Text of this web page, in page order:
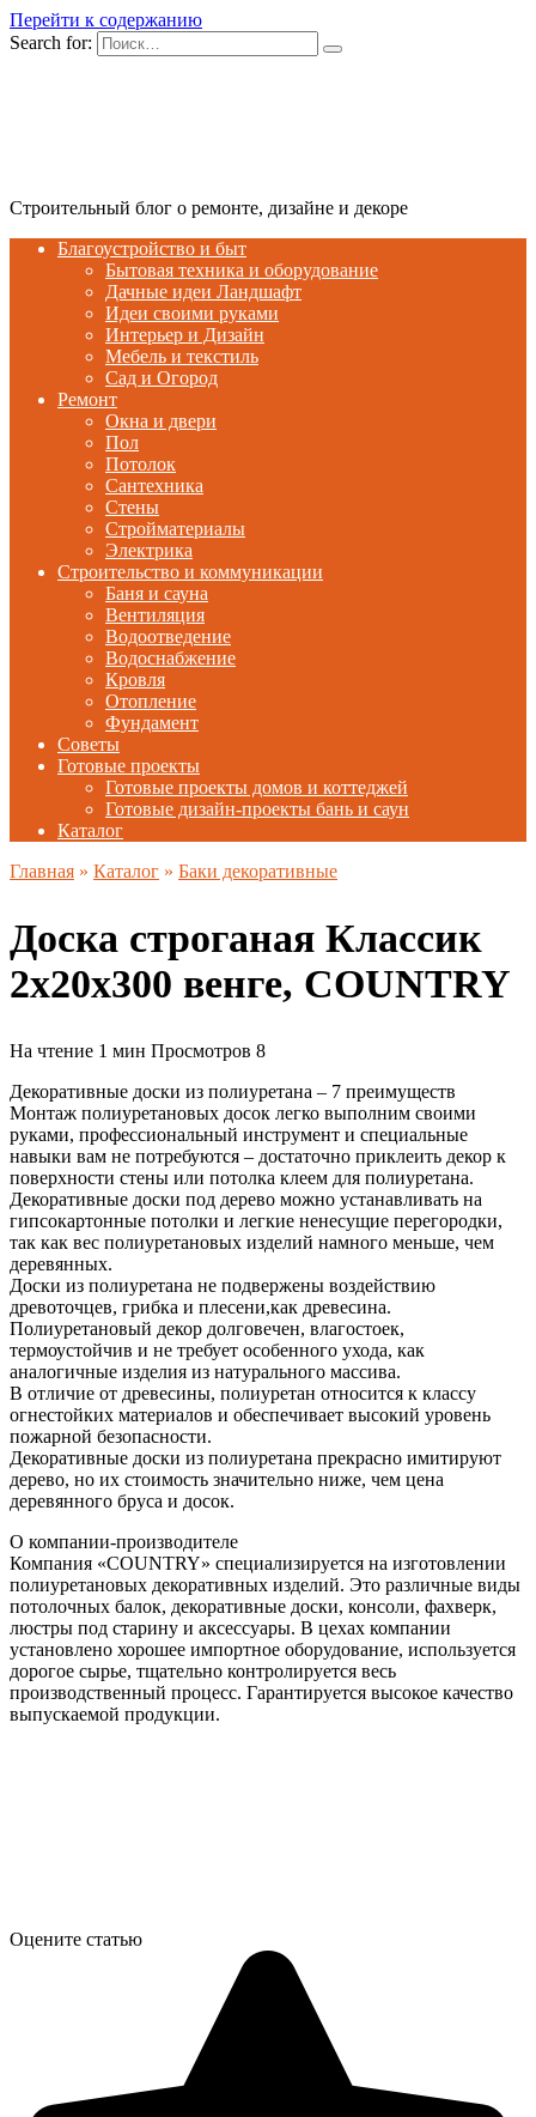
Перейти к содержанию
Search for:
Строительный блог о ремонте, дизайне и декоре
Благоустройство и быт
Бытовая техника и оборудование
Дачные идеи Ландшафт
Идеи своими руками
Интерьер и Дизайн
Мебель и текстиль
Сад и Огород
Ремонт
Окна и двери
Пол
Потолок
Сантехника
Стены
Стройматериалы
Электрика
Строительство и коммуникации
Баня и сауна
Вентиляция
Водоотведение
Водоснабжение
Кровля
Отопление
Фундамент
Советы
Готовые проекты
Готовые проекты домов и коттеджей
Готовые дизайн-проекты бань и саун
Каталог
Главная » Каталог » Баки декоративные
Доска строганая Классик
2х20х300 венге, COUNTRY
На чтение 1 мин Просмотров 8
Декоративные доски из полиуретана – 7 преимуществ
Монтаж полиуретановых досок легко выполним своими
руками, профессиональный инструмент и специальные
навыки вам не потребуются – достаточно приклеить декор к
поверхности стены или потолка клеем для полиуретана.
Декоративные доски под дерево можно устанавливать на
гипсокартонные потолки и легкие ненесущие перегородки,
так как вес полиуретановых изделий намного меньше, чем
деревянных.
Доски из полиуретана не подвержены воздействию
древоточцев, грибка и плесени,как древесина.
Полиуретановый декор долговечен, влагостоек,
термоустойчив и не требует особенного ухода, как
аналогичные изделия из натурального массива.
В отличие от древесины, полиуретан относится к классу
огнестойких материалов и обеспечивает высокий уровень
пожарной безопасности.
Декоративные доски из полиуретана прекрасно имитируют
дерево, но их стоимость значительно ниже, чем цена
деревянного бруса и досок.
О компании-производителе
Компания «COUNTRY» специализируется на изготовлении
полиуретановых декоративных изделий. Это различные виды
потолочных балок, декоративные доски, консоли, фахверк,
люстры под старину и аксессуары. В цехах компании
установлено хорошее импортное оборудование, используется
дорогое сырье, тщательно контролируется весь
производственный процесс. Гарантируется высокое качество
выпускаемой продукции.
Оцените статью